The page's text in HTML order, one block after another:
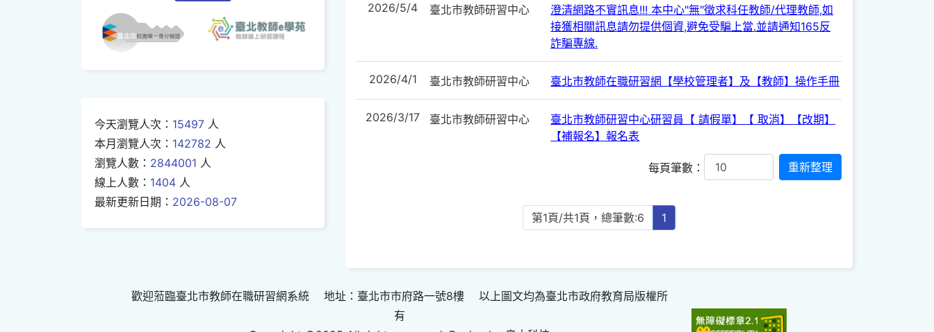
今天瀏覽人次： 15497 人
本月瀏覽人次： 142782 人
瀏覽人數： 2844001 人
線上人數： 1404 人
最新更新日期： 2026-08-07
2026/5/4 臺北市教師研習中心
澄清網路不實訊息!!! 本中心"無"徵求科任教師/代理教師,如
接獲相關訊息請勿提供個資,避免受騙上當.並請通知165反
詐騙專線.
2026/4/1 臺北市教師研習中心 臺北市教師在職研習網【學校管理者】及【教師】操作手冊
2026/3/17 臺北市教師研習中心
臺北市教師研習中心研習員【 請假單】【 取消】【改期】
【補報名】報名表
每頁筆數：
第1頁/共1頁，總筆數:6 1
歡迎蒞臨臺北市教師在職研習網系統 地址：臺北市市府路一號8樓 以上圖文均為臺北市政府教育局版權所
有